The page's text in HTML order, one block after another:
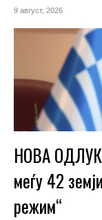
9 август, 2026
НОВА
меѓу 42
режим“